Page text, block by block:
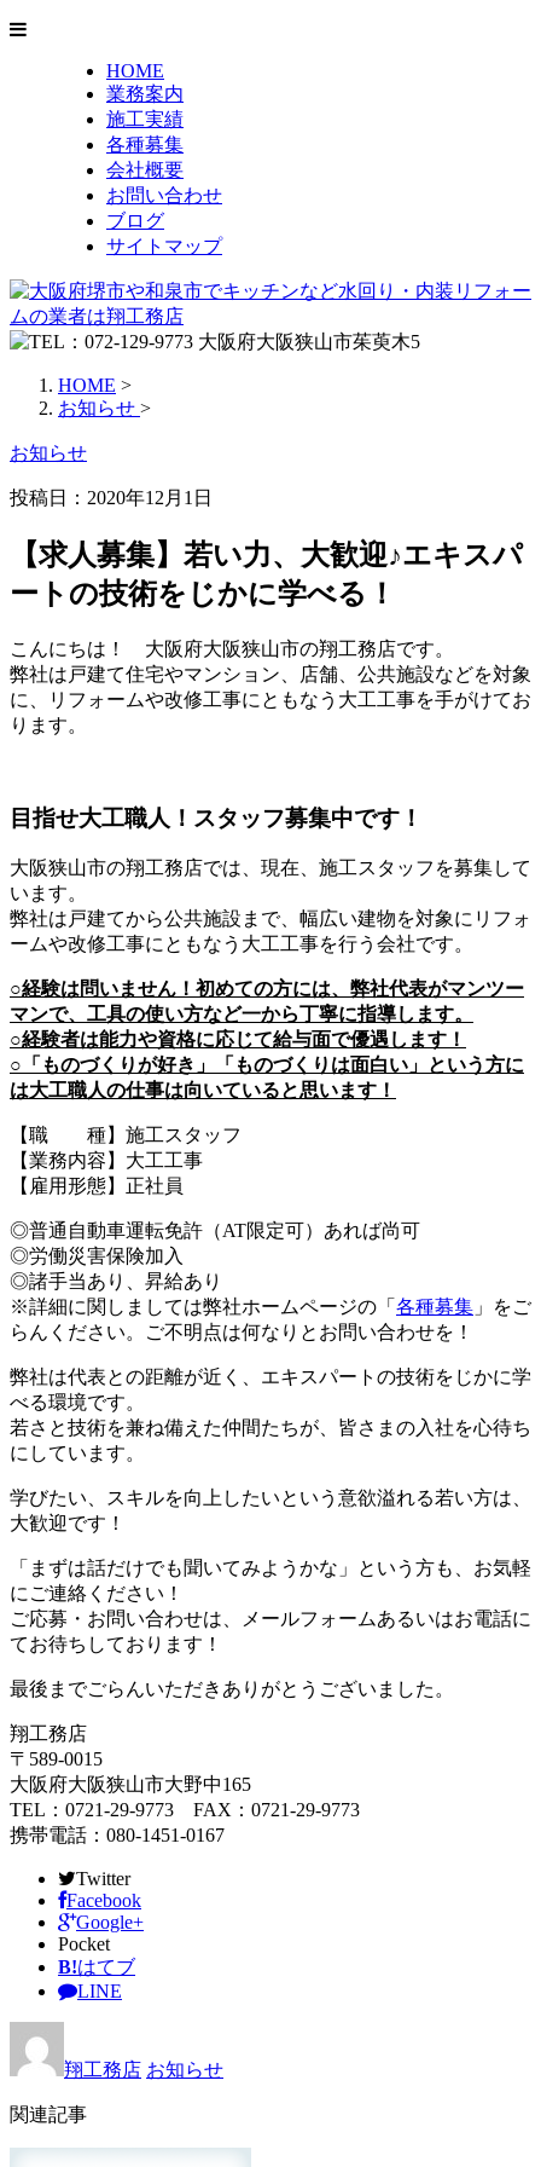
HOME
業務案内
施工実績
各種募集
会社概要
お問い合わせ
ブログ
サイトマップ
HOME >
お知らせ >
お知らせ
投稿日：2020年12月1日
【求人募集】若い力、大歓迎♪エキスパ
ートの技術をじかに学べる！
こんにちは！ 大阪府大阪狭山市の翔工務店です。
弊社は戸建て住宅やマンション、店舗、公共施設などを対象
に、リフォームや改修工事にともなう大工工事を手がけてお
ります。
目指せ大工職人！スタッフ募集中です！
大阪狭山市の翔工務店では、現在、施工スタッフを募集して
います。
弊社は戸建てから公共施設まで、幅広い建物を対象にリフォ
ームや改修工事にともなう大工工事を行う会社です。
○経験は問いません！初めての方には、弊社代表がマンツー
マンで、工具の使い方など一から丁寧に指導します。
○経験者は能力や資格に応じて給与面で優遇します！
○「ものづくりが好き」「ものづくりは面白い」という方に
は大工職人の仕事は向いていると思います！
【職 種】施工スタッフ
【業務内容】大工工事
【雇用形態】正社員
◎普通自動車運転免許（AT限定可）あれば尚可
◎労働災害保険加入
◎諸手当あり、昇給あり
※詳細に関しましては弊社ホームページの「 各種募集 」をご
らんください。ご不明点は何なりとお問い合わせを！
弊社は代表との距離が近く、エキスパートの技術をじかに学
べる環境です。
若さと技術を兼ね備えた仲間たちが、皆さまの入社を心待ち
にしています。
学びたい、スキルを向上したいという意欲溢れる若い方は、
大歓迎です！
「まずは話だけでも聞いてみようかな」という方も、お気軽
にご連絡ください！
ご応募・お問い合わせは、メールフォームあるいはお電話に
てお待ちしております！
最後までごらんいただきありがとうございました。
翔工務店
〒589-0015
大阪府大阪狭山市大野中165
TEL：0721-29-9773 FAX：0721-29-9773
携帯電話：080-1451-0167
Twitter
Facebook
Google+
Pocket
B!はてブ
LINE
翔工務店 お知らせ
関連記事